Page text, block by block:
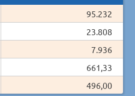
95.232
23.808
7.936
661,33
496,00